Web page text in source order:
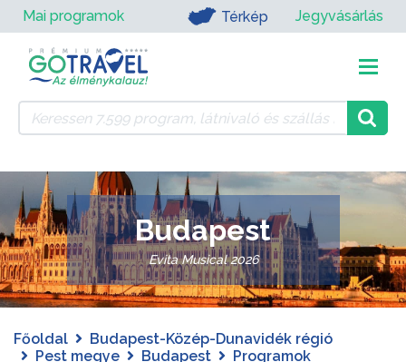
Mai programok Térkép Jegyvásárlás
Budapest
Evita Musical 2026
Főoldal
Budapest-Közép-Dunavidék régió
Pest megye
Budapest
Programok